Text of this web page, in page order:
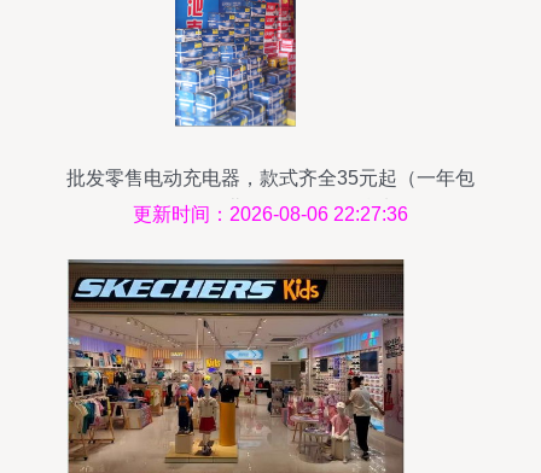
批发零售电动充电器，款式齐全35元起（一年包
换）——北海365网促销精选
更新时间：2026-08-06 22:27:36